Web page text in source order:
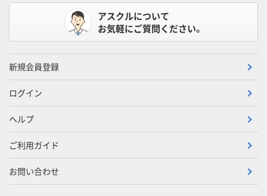
アスクルについて
お気軽にご質問ください。
新規会員登録
ログイン
ヘルプ
ご利用ガイド
お問い合わせ